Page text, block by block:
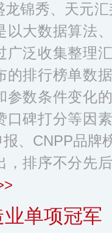
锦秀、天元
以大数据算法
广泛收集整理
的排行榜单数
参数条件变化
口碑打分等因
、CNPP品牌
，排序不分先
单项冠军